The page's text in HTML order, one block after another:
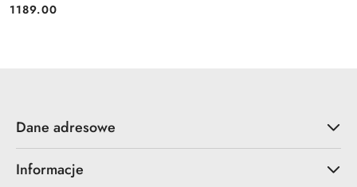
Cena:
1189.00
Dane adresowe
Informacje